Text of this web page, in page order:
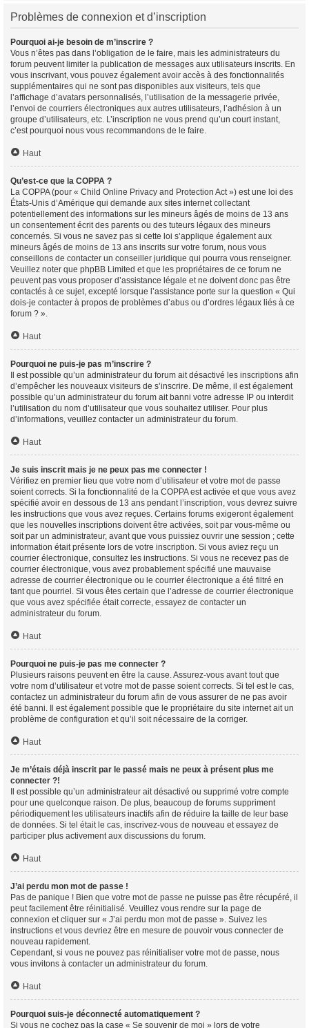
Problèmes de connexion et d’inscription
Pourquoi ai-je besoin de m’inscrire ?
Vous n’êtes pas dans l’obligation de le faire, mais les administrateurs du
forum peuvent limiter la publication de messages aux utilisateurs inscrits. En
vous inscrivant, vous pouvez également avoir accès à des fonctionnalités
supplémentaires qui ne sont pas disponibles aux visiteurs, tels que
l’affichage d’avatars personnalisés, l’utilisation de la messagerie privée,
l’envoi de courriers électroniques aux autres utilisateurs, l’adhésion à un
groupe d’utilisateurs, etc. L’inscription ne vous prend qu’un court instant,
c’est pourquoi nous vous recommandons de le faire.
Haut
Qu’est-ce que la COPPA ?
La COPPA (pour « Child Online Privacy and Protection Act ») est une loi des
États-Unis d’Amérique qui demande aux sites internet collectant
potentiellement des informations sur les mineurs âgés de moins de 13 ans
un consentement écrit des parents ou des tuteurs légaux des mineurs
concernés. Si vous ne savez pas si cette loi s’applique également aux
mineurs âgés de moins de 13 ans inscrits sur votre forum, nous vous
conseillons de contacter un conseiller juridique qui pourra vous renseigner.
Veuillez noter que phpBB Limited et que les propriétaires de ce forum ne
peuvent pas vous proposer d’assistance légale et ne doivent donc pas être
contactés à ce sujet, excepté lorsque l’assistance porte sur la question « Qui
dois-je contacter à propos de problèmes d’abus ou d’ordres légaux liés à ce
forum ? ».
Haut
Pourquoi ne puis-je pas m’inscrire ?
Il est possible qu’un administrateur du forum ait désactivé les inscriptions afin
d’empêcher les nouveaux visiteurs de s’inscrire. De même, il est également
possible qu’un administrateur du forum ait banni votre adresse IP ou interdit
l’utilisation du nom d’utilisateur que vous souhaitez utiliser. Pour plus
d’informations, veuillez contacter un administrateur du forum.
Haut
Je suis inscrit mais je ne peux pas me connecter !
Vérifiez en premier lieu que votre nom d’utilisateur et votre mot de passe
soient corrects. Si la fonctionnalité de la COPPA est activée et que vous avez
spécifié avoir en dessous de 13 ans pendant l’inscription, vous devrez suivre
les instructions que vous avez reçues. Certains forums exigeront également
que les nouvelles inscriptions doivent être activées, soit par vous-même ou
soit par un administrateur, avant que vous puissiez ouvrir une session ; cette
information était présente lors de votre inscription. Si vous aviez reçu un
courrier électronique, consultez les instructions. Si vous ne recevez pas de
courrier électronique, vous avez probablement spécifié une mauvaise
adresse de courrier électronique ou le courrier électronique a été filtré en
tant que pourriel. Si vous êtes certain que l’adresse de courrier électronique
que vous avez spécifiée était correcte, essayez de contacter un
administrateur du forum.
Haut
Pourquoi ne puis-je pas me connecter ?
Plusieurs raisons peuvent en être la cause. Assurez-vous avant tout que
votre nom d’utilisateur et votre mot de passe soient corrects. Si tel est le cas,
contactez un administrateur du forum afin de vous assurer de ne pas avoir
été banni. Il est également possible que le propriétaire du site internet ait un
problème de configuration et qu’il soit nécessaire de la corriger.
Haut
Je m’étais déjà inscrit par le passé mais ne peux à présent plus me
connecter ?!
Il est possible qu’un administrateur ait désactivé ou supprimé votre compte
pour une quelconque raison. De plus, beaucoup de forums suppriment
périodiquement les utilisateurs inactifs afin de réduire la taille de leur base
de données. Si tel était le cas, inscrivez-vous de nouveau et essayez de
participer plus activement aux discussions du forum.
Haut
J’ai perdu mon mot de passe !
Pas de panique ! Bien que votre mot de passe ne puisse pas être récupéré, il
peut facilement être réinitialisé. Veuillez vous rendre sur la page de
connexion et cliquer sur « J’ai perdu mon mot de passe ». Suivez les
instructions et vous devriez être en mesure de pouvoir vous connecter de
nouveau rapidement.
Cependant, si vous ne pouvez pas réinitialiser votre mot de passe, nous
vous invitons à contacter un administrateur du forum.
Haut
Pourquoi suis-je déconnecté automatiquement ?
Si vous ne cochez pas la case « Se souvenir de moi » lors de votre